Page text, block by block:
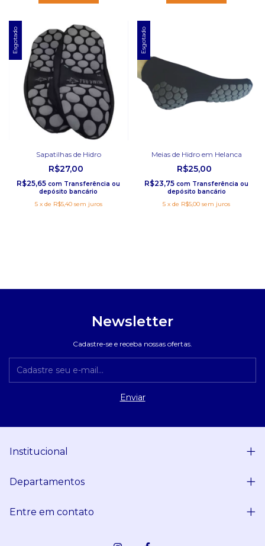
Esgotado
Sapatilhas de Hidro
R$27,00
R$25,65com Transferência ou
depósito bancário
5 x de R$5,40 sem juros
Esgotado
Meias de Hidro em Helanca
R$25,00
R$23,75com Transferência ou
depósito bancário
5 xde R$5,00 sem juros
Newsletter
Cadastre-se e receba nossas ofertas.
Institucional
Departamentos
Entre em contato